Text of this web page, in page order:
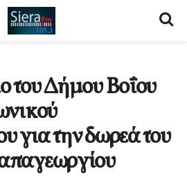
του Δήμου Βοΐου
για την δωρεά του